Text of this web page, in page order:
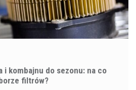
i kombajnu do sezonu: na co
filtrów?